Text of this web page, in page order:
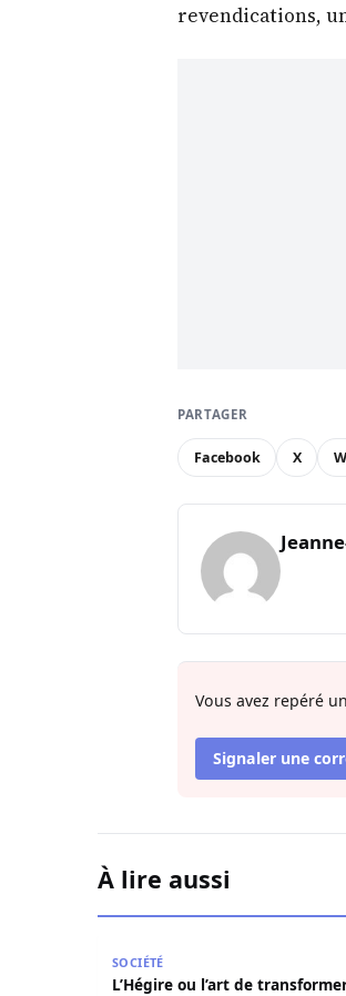
revendications,
PARTAGER
Facebook X
Vous avez repéré
Signaler une
À lire aussi
SOCIÉTÉ
L’Hégire ou l’art de